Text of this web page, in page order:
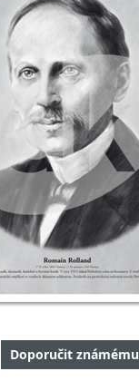
Doporučit známému